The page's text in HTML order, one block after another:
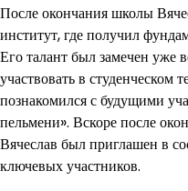
После окончания школы
институт, где получил
Его талант был замечен уже
участвовать в студенческом
познакомился с будущими
пельмени». Вскоре после
Вячеслав был приглашен в
ключевых участников.